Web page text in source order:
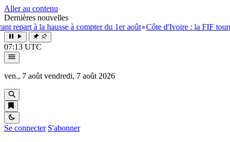
Aller au contenu
Dernières nouvelles
hausse à compter du 1er août●Côte d'Ivoire : la FIF tourne la page
07:13 UTC
ven., 7 août vendredi, 7 août 2026
Se connecter S'abonner